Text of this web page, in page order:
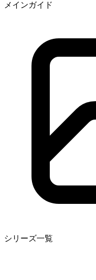
メインガイド
シリーズ一覧